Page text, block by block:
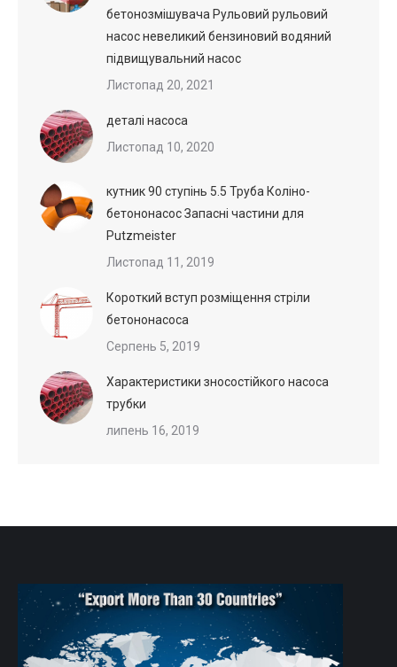
бетонозмішувача Рульовий рульовий
насос невеликий бензиновий водяний
підвищувальний насос
Листопад 20, 2021
деталі насоса
Листопад 10, 2020
кутник 90 ступінь 5.5 Труба Коліно-
бетононасос Запасні частини для
Putzmeister
Листопад 11, 2019
Короткий вступ розміщення стріли
бетононасоса
Серпень 5, 2019
Характеристики зносостійкого насоса
трубки
липень 16, 2019